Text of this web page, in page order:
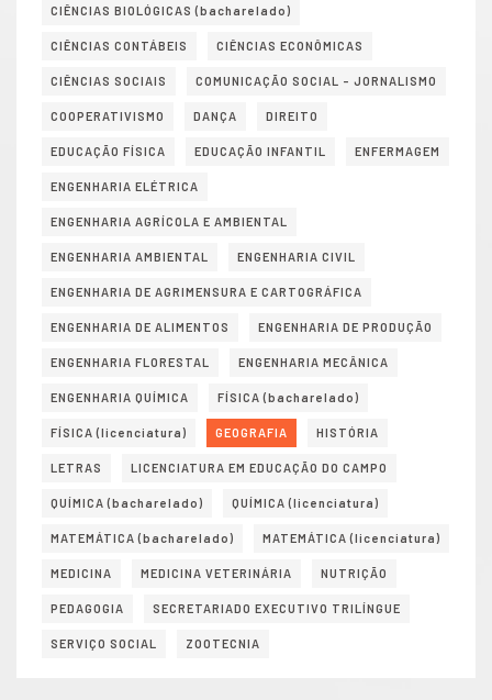
CIÊNCIAS BIOLÓGICAS (bacharelado)
CIÊNCIAS CONTÁBEIS CIÊNCIAS ECONÔMICAS
CIÊNCIAS SOCIAIS COMUNICAÇÃO SOCIAL – JORNALISMO
COOPERATIVISMO DANÇA DIREITO
EDUCAÇÃO FÍSICA EDUCAÇÃO INFANTIL ENFERMAGEM
ENGENHARIA ELÉTRICA
ENGENHARIA AGRÍCOLA E AMBIENTAL
ENGENHARIA AMBIENTAL ENGENHARIA CIVIL
ENGENHARIA DE AGRIMENSURA E CARTOGRÁFICA
ENGENHARIA DE ALIMENTOS ENGENHARIA DE PRODUÇÃO
ENGENHARIA FLORESTAL ENGENHARIA MECÂNICA
ENGENHARIA QUÍMICA FÍSICA (bacharelado)
FÍSICA (licenciatura) GEOGRAFIA HISTÓRIA
LETRAS LICENCIATURA EM EDUCAÇÃO DO CAMPO
QUÍMICA (bacharelado) QUÍMICA (licenciatura)
MATEMÁTICA (bacharelado) MATEMÁTICA (licenciatura)
MEDICINA MEDICINA VETERINÁRIA NUTRIÇÃO
PEDAGOGIA SECRETARIADO EXECUTIVO TRILÍNGUE
SERVIÇO SOCIAL ZOOTECNIA